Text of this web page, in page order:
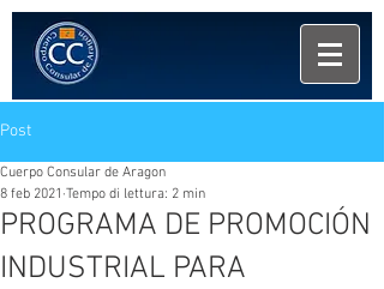
Post
PROGRAMA DE PROMOCIÓN
INDUSTRIAL PARA
Cuerpo Consular de Aragon
8 feb 2021 Tempo di lettura: 2 min